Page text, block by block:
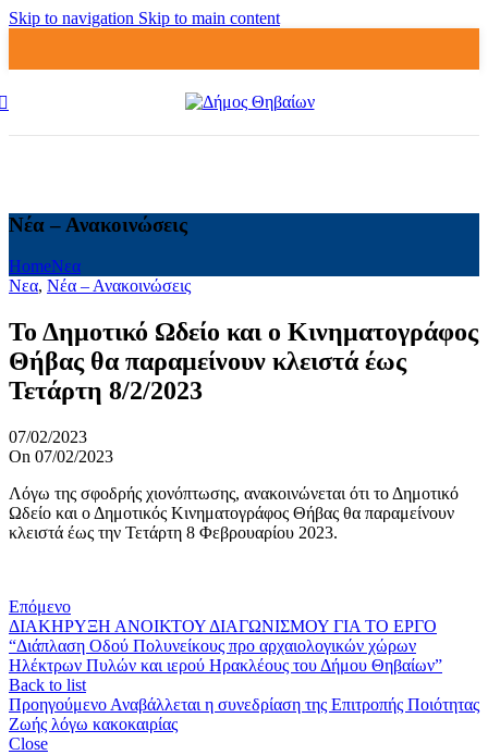
Skip to navigation Skip to main content
Νέα – Ανακοινώσεις
HomeΝεα
Νεα, Νέα – Ανακοινώσεις
Το Δημοτικό Ωδείο και ο Κινηματογράφος
Θήβας θα παραμείνουν κλειστά έως
Τετάρτη 8/2/2023
07/02/2023
On 07/02/2023
Λόγω της σφοδρής χιονόπτωσης, ανακοινώνεται ότι το Δημοτικό
Ωδείο και ο Δημοτικός Κινηματογράφος Θήβας θα παραμείνουν
κλειστά έως την Τετάρτη 8 Φεβρουαρίου 2023.
Επόμενο
ΔΙΑΚΗΡΥΞΗ ΑΝΟΙΚΤΟΥ ΔΙΑΓΩΝΙΣΜΟΥ ΓΙΑ ΤΟ ΕΡΓΟ
“Διάπλαση Οδού Πολυνείκους προ αρχαιολογικών χώρων
Ηλέκτρων Πυλών και ιερού Ηρακλέους του Δήμου Θηβαίων”
Back to list
Προηγούμενο Αναβάλλεται η συνεδρίαση της Επιτροπής Ποιότητας
Ζωής λόγω κακοκαιρίας
Close